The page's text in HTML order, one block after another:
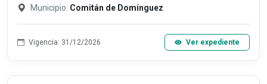
Municipio: Comitán de Domínguez
Vigencia: 31/12/2026 Ver expediente